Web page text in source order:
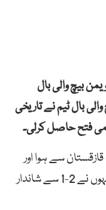
بیچ والی بال
بال ٹیم نے تاریخی
فتح حاصل کرلی۔
سے ہوا اور
ابتدائی سیٹ میں ناکامی کے باوجود انہوں نے 2-1 سے شاندار